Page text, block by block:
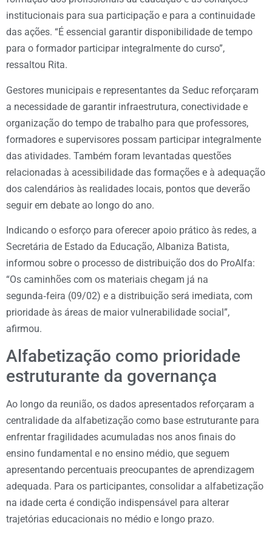
institucionais para sua participação e para a continuidade
das ações. “É essencial garantir disponibilidade de tempo
para o formador participar integralmente do curso”,
ressaltou Rita.
Gestores municipais e representantes da Seduc reforçaram
a necessidade de garantir infraestrutura, conectividade e
organização do tempo de trabalho para que professores,
formadores e supervisores possam participar integralmente
das atividades. Também foram levantadas questões
relacionadas à acessibilidade das formações e à adequação
dos calendários às realidades locais, pontos que deverão
seguir em debate ao longo do ano.
Indicando o esforço para oferecer apoio prático às redes, a
Secretária de Estado da Educação, Albaniza Batista,
informou sobre o processo de distribuição dos do ProAlfa:
“Os caminhões com os materiais chegam já na
segunda‑feira (09/02) e a distribuição será imediata, com
prioridade às áreas de maior vulnerabilidade social”,
afirmou.
Alfabetização como prioridade
estruturante da governança
Ao longo da reunião, os dados apresentados reforçaram a
centralidade da alfabetização como base estruturante para
enfrentar fragilidades acumuladas nos anos finais do
ensino fundamental e no ensino médio, que seguem
apresentando percentuais preocupantes de aprendizagem
adequada. Para os participantes, consolidar a alfabetização
na idade certa é condição indispensável para alterar
trajetórias educacionais no médio e longo prazo.